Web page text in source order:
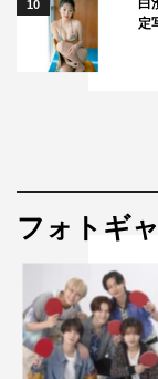
なりのいい空気
出演のお話をい
内面によりクロ
の変化や本音が
感していただけ
菊池さんとは初
（笑）。八重と
10
定
フォトギ